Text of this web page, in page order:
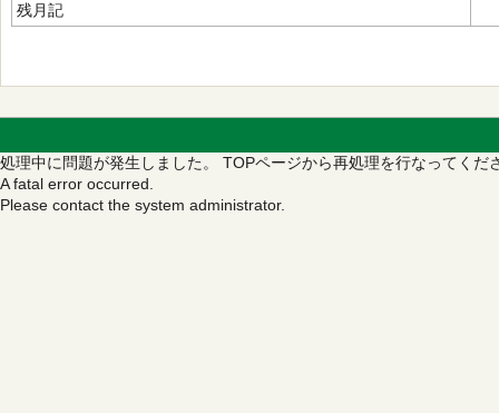
残月記
処理中に問題が発生しました。 TOPページから再処理を行なってくだ
A fatal error occurred.
Please contact the system administrator.